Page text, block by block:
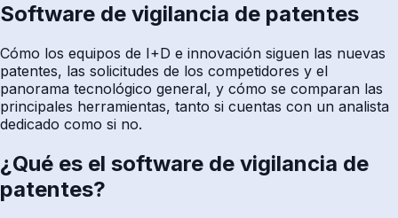
Software de vigilancia de patentes
Cómo los equipos de I+D e innovación siguen las nuevas
patentes, las solicitudes de los competidores y el
panorama tecnológico general, y cómo se comparan las
principales herramientas, tanto si cuentas con un analista
dedicado como si no.
¿Qué es el software de vigilancia de
patentes?